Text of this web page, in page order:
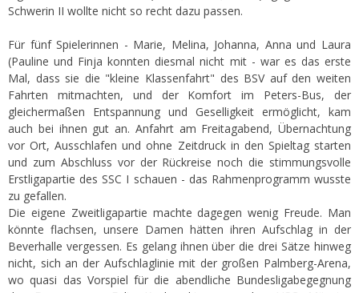
Schwerin II wollte nicht so recht dazu passen.
Für fünf Spielerinnen - Marie, Melina, Johanna, Anna und Laura
(Pauline und Finja konnten diesmal nicht mit - war es das erste
Mal, dass sie die "kleine Klassenfahrt" des BSV auf den weiten
Fahrten mitmachten, und der Komfort im Peters-Bus, der
gleichermaßen Entspannung und Geselligkeit ermöglicht, kam
auch bei ihnen gut an. Anfahrt am Freitagabend, Übernachtung
vor Ort, Ausschlafen und ohne Zeitdruck in den Spieltag starten
und zum Abschluss vor der Rückreise noch die stimmungsvolle
Erstligapartie des SSC I schauen - das Rahmenprogramm wusste
zu gefallen.
Die eigene Zweitligapartie machte dagegen wenig Freude. Man
könnte flachsen, unsere Damen hätten ihren Aufschlag in der
Beverhalle vergessen. Es gelang ihnen über die drei Sätze hinweg
nicht, sich an der Aufschlaglinie mit der großen Palmberg-Arena,
wo quasi das Vorspiel für die abendliche Bundesligabegegnung